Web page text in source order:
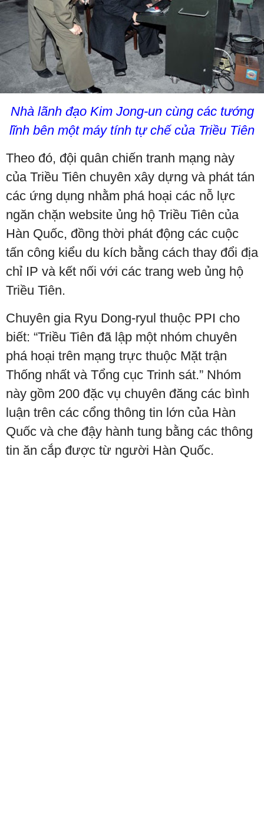
Nhà lãnh đạo Kim Jong-un cùng các tướng
lĩnh bên một máy tính tự chế của Triều Tiên
Theo đó, đội quân chiến tranh mạng này
của Triều Tiên chuyên xây dựng và phát tán
các ứng dụng nhằm phá hoại các nỗ lực
ngăn chặn website ủng hộ Triều Tiên của
Hàn Quốc, đồng thời phát động các cuộc
tấn công kiểu du kích bằng cách thay đổi địa
chỉ IP và kết nối với các trang web ủng hộ
Triều Tiên.
Chuyên gia Ryu Dong-ryul thuộc PPI cho
biết: “Triều Tiên đã lập một nhóm chuyên
phá hoại trên mạng trực thuộc Mặt trận
Thống nhất và Tổng cục Trinh sát.” Nhóm
này gồm 200 đặc vụ chuyên đăng các bình
luận trên các cổng thông tin lớn của Hàn
Quốc và che đậy hành tung bằng các thông
tin ăn cắp được từ người Hàn Quốc.